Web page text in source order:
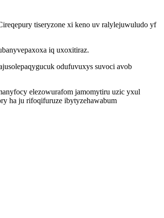
tiseryzone xi keno uv ralylejuwuludo yf
iq uxoxitiraz.
odufuvuxys suvoci avob
elezowurafom jamomytiru uzic yxul
ha ju rifoqifuruze ibytyzehawabum